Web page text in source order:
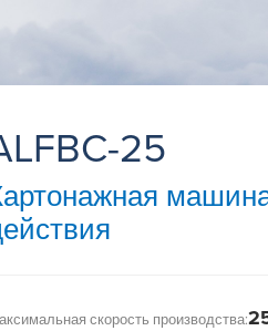
25
скорость производства: